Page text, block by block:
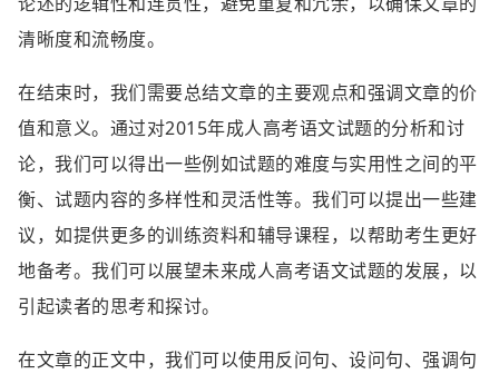
清晰度和流畅度。
在结束时，我们需要总结文章的主要观点和强调文章的价
值和意义。通过对2015年成人高考语文试题的分析和讨
论，我们可以得出一些例如试题的难度与实用性之间的平
衡、试题内容的多样性和灵活性等。我们可以提出一些建
议，如提供更多的训练资料和辅导课程，以帮助考生更好
地备考。我们可以展望未来成人高考语文试题的发展，以
引起读者的思考和探讨。
在文章的正文中，我们可以使用反问句、设问句、强调句